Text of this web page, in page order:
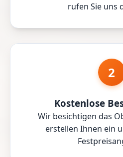
rufen Sie uns
2
Kostenlose
Wir besichtigen das
erstellen Ihnen ein